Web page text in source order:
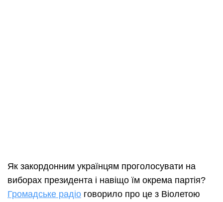
Як закордонним українцям проголосувати на
виборах президента і навіщо їм окрема партія?
Громадське радіо говорило про це з Віолетою